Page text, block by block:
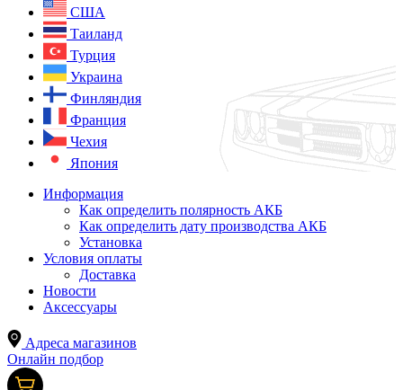
США
Таиланд
Турция
Украина
Финляндия
Франция
Чехия
Япония
Информация
Как определить полярность АКБ
Как определить дату производства АКБ
Установка
Условия оплаты
Доставка
Новости
Аксессуары
Адреса магазинов
Онлайн подбор